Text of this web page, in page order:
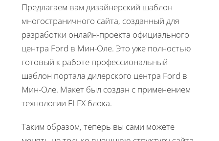
Предлагаем вам дизайнерский шаблон
многостраничного сайта, созданный для
разработки онлайн-проекта официального
центра Ford в Мин-Оле. Это уже полностью
готовый к работе профессиональный
шаблон портала дилерского центра Ford в
Мин-Оле. Макет был создан с применением
технологии FLEX блока.
Таким образом, теперь вы сами можете